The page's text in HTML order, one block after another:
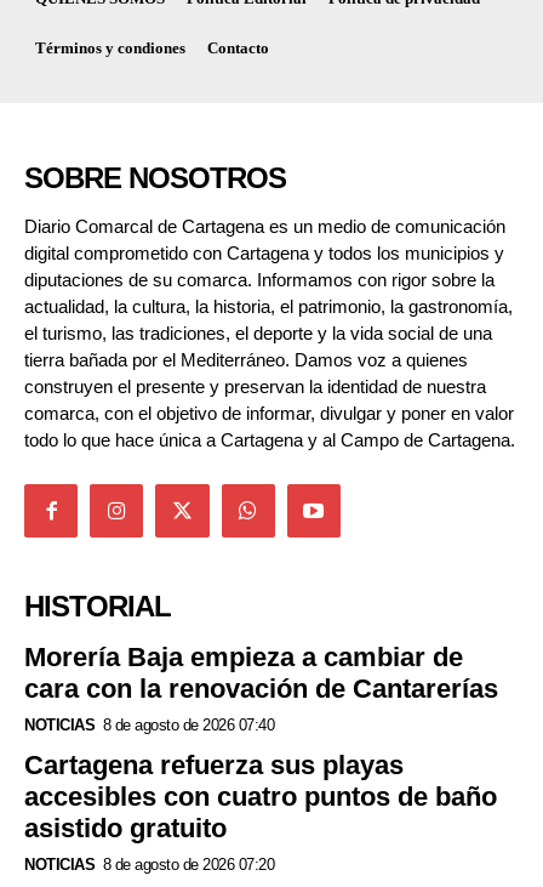
Términos y condiones Contacto
SOBRE NOSOTROS
Diario Comarcal de Cartagena es un medio de comunicación
digital comprometido con Cartagena y todos los municipios y
diputaciones de su comarca. Informamos con rigor sobre la
actualidad, la cultura, la historia, el patrimonio, la gastronomía,
el turismo, las tradiciones, el deporte y la vida social de una
tierra bañada por el Mediterráneo. Damos voz a quienes
construyen el presente y preservan la identidad de nuestra
comarca, con el objetivo de informar, divulgar y poner en valor
todo lo que hace única a Cartagena y al Campo de Cartagena.
HISTORIAL
Morería Baja empieza a cambiar de
cara con la renovación de Cantarerías
NOTICIAS 8 de agosto de 2026 07:40
Cartagena refuerza sus playas
accesibles con cuatro puntos de baño
asistido gratuito
NOTICIAS 8 de agosto de 2026 07:20